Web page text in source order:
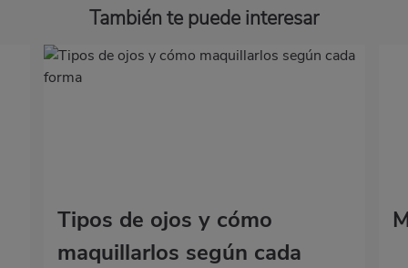
También te puede interesar
Tipos de ojos y cómo
maquillarlos según cada